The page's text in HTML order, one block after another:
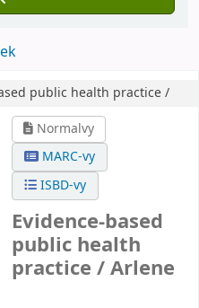
public health practice /
Normalvy
MARC-vy
ISBD-vy
Evidence-based
public health
practice /Arlene